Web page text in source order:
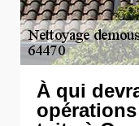
À qui